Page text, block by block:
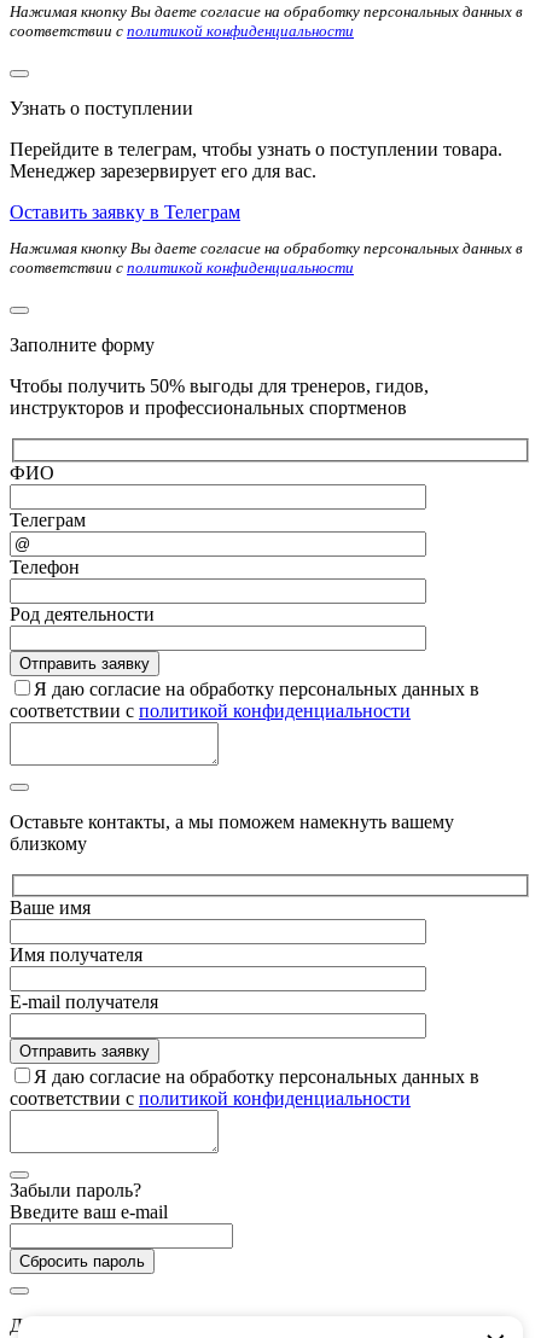
Нажимая кнопку Вы даете согласие на обработку персональных данных в
соответствии с политикой конфиденциальности
Узнать о поступлении
Перейдите в телеграм, чтобы узнать о поступлении товара.
Менеджер зарезервирует его для вас.
Оставить заявку в Телеграм
Нажимая кнопку Вы даете согласие на обработку персональных данных в
соответствии с политикой конфиденциальности
Заполните форму
Чтобы получить 50% выгоды для тренеров, гидов,
инструкторов и профессиональных спортменов
ФИО
Телеграм
Телефон
Род деятельности
Я даю согласие на обработку персональных данных в
соответствии с политикой конфиденциальности
Оставьте контакты, а мы поможем намекнуть вашему
близкому
Ваше имя
Имя получателя
E-mail получателя
Я даю согласие на обработку персональных данных в
соответствии с политикой конфиденциальности
Забыли пароль?
Введите ваш e-mail
Сбросить пароль
Дарим 5 000 баллов на покупки в CHUKCHA